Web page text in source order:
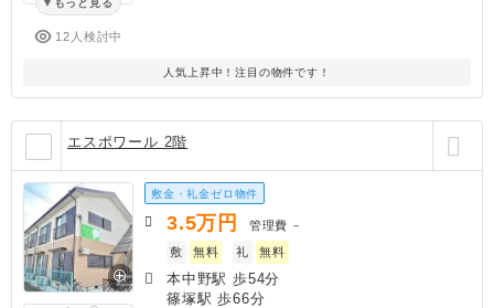
もっと見る
12人検討中
人気上昇中！注目の物件です！
エスポワール 2階
敷金・礼金ゼロ物件
3.5万円 管理費 －
敷
無料 礼 無料
本中野駅 歩54分
篠塚駅 歩66分